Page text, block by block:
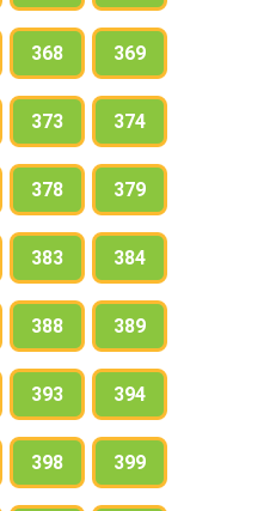
368 369
373 374
378 379
383 384
388 389
393 394
398 399